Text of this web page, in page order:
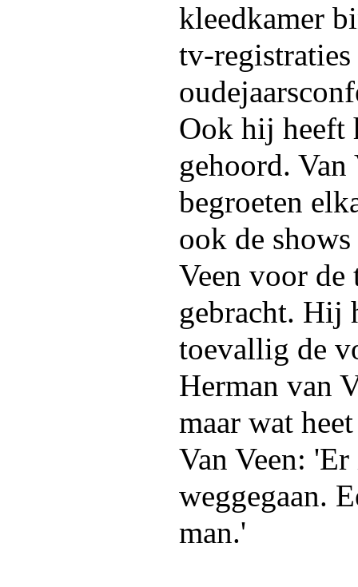
kleedkamer
tv-
Ook hij heeft
gehoord. Van
begroeten
ook de
Veen voor
gebracht. Hij
toevallig de
Herman van
maar wat
Van Veen: 'Er
weggegaan.
man.'